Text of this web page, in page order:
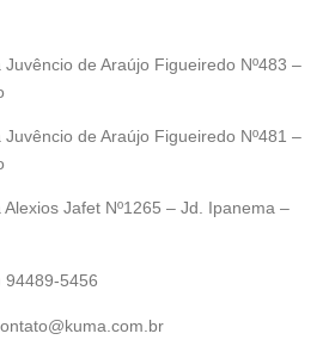
Juvêncio de Araújo Figueiredo Nº483 –
Juvêncio de Araújo Figueiredo Nº481 –
Alexios Jafet Nº1265 – Jd. Ipanema –
94489-5456